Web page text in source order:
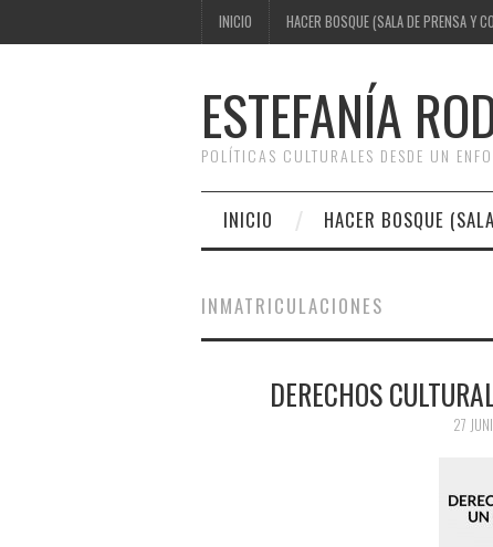
INICIO HACER BOSQUE (SALA DE PRENSA Y
ESTEFANÍA
POLÍTICAS CULTURALES DESDE UN
INICIO HACER BOSQUE
INMATRICULACIONES
DERECHOS
27